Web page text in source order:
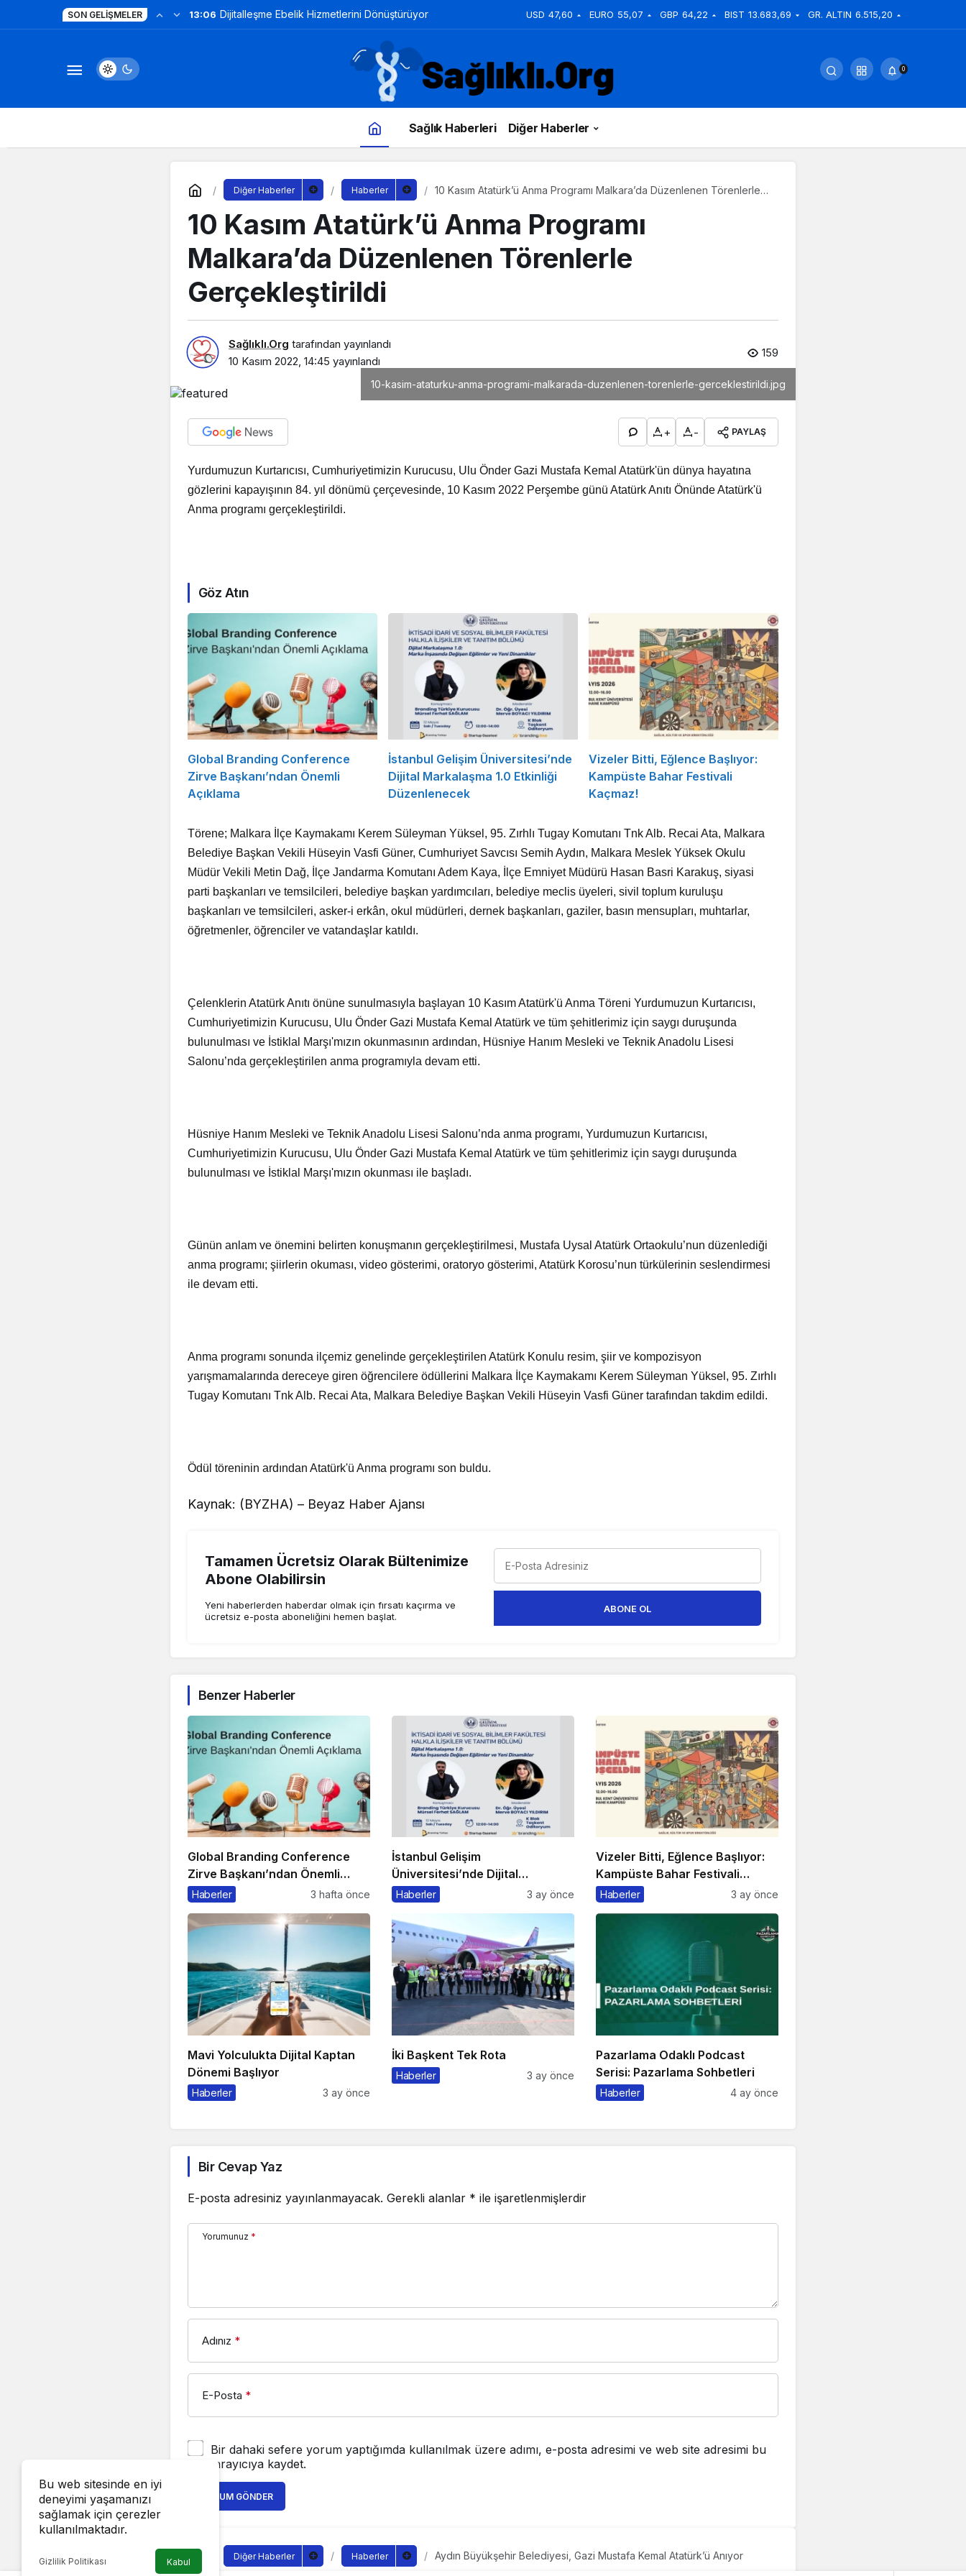
SON GELIŞMELER 13:06 Dijitalleşme Ebelik Hizmetlerini Dönüştürüyor USD 47,60 EURO 55,07 GBP 64,22 BIST 13.683,69 GR. ALTIN 6.515,20
0
Sağlık Haberleri Diğer Haberler
Diğer Haberler Haberler
10 Kasım Atatürk’ü Anma Programı Malkara’da Düzenlenen Törenlerle
10 Kasım Atatürk’ü Anma Programı
Malkara’da Düzenlenen Törenlerle
Gerçekleştirildi
Sağlıklı.Org tarafından yayınlandı
10 Kasım 2022, 14:45 yayınlandı
159
10-kasim-ataturku-anma-programi-malkarada-duzenlenen-torenlerle-gerceklestirildi.jpg
+ - PAYLAŞ
Yurdumuzun Kurtarıcısı, Cumhuriyetimizin Kurucusu, Ulu Önder Gazi Mustafa Kemal Atatürk'ün dünya hayatına
gözlerini kapayışının 84. yıl dönümü çerçevesinde, 10 Kasım 2022 Perşembe günü Atatürk Anıtı Önünde Atatürk'ü
Anma programı gerçekleştirildi.
Göz Atın
Global Branding Conference
Zirve Başkanı’ndan Önemli
Açıklama
İstanbul Gelişim Üniversitesi’nde
Dijital Markalaşma 1.0 Etkinliği
Düzenlenecek
Vizeler Bitti, Eğlence Başlıyor:
Kampüste Bahar Festivali
Kaçmaz!
Törene; Malkara İlçe Kaymakamı Kerem Süleyman Yüksel, 95. Zırhlı Tugay Komutanı Tnk Alb. Recai Ata, Malkara
Belediye Başkan Vekili Hüseyin Vasfi Güner, Cumhuriyet Savcısı Semih Aydın, Malkara Meslek Yüksek Okulu
Müdür Vekili Metin Dağ, İlçe Jandarma Komutanı Adem Kaya, İlçe Emniyet Müdürü Hasan Basri Karakuş, siyasi
parti başkanları ve temsilcileri, belediye başkan yardımcıları, belediye meclis üyeleri, sivil toplum kuruluşu
başkanları ve temsilcileri, asker-i erkân, okul müdürleri, dernek başkanları, gaziler, basın mensupları, muhtarlar,
öğretmenler, öğrenciler ve vatandaşlar katıldı.
Çelenklerin Atatürk Anıtı önüne sunulmasıyla başlayan 10 Kasım Atatürk'ü Anma Töreni Yurdumuzun Kurtarıcısı,
Cumhuriyetimizin Kurucusu, Ulu Önder Gazi Mustafa Kemal Atatürk ve tüm şehitlerimiz için saygı duruşunda
bulunulması ve İstiklal Marşı'mızın okunmasının ardından, Hüsniye Hanım Mesleki ve Teknik Anadolu Lisesi
Salonu’nda gerçekleştirilen anma programıyla devam etti.
Hüsniye Hanım Mesleki ve Teknik Anadolu Lisesi Salonu’nda anma programı, Yurdumuzun Kurtarıcısı,
Cumhuriyetimizin Kurucusu, Ulu Önder Gazi Mustafa Kemal Atatürk ve tüm şehitlerimiz için saygı duruşunda
bulunulması ve İstiklal Marşı'mızın okunması ile başladı.
Günün anlam ve önemini belirten konuşmanın gerçekleştirilmesi, Mustafa Uysal Atatürk Ortaokulu’nun düzenlediği
anma programı; şiirlerin okuması, video gösterimi, oratoryo gösterimi, Atatürk Korosu’nun türkülerinin seslendirmesi
ile devam etti.
Anma programı sonunda ilçemiz genelinde gerçekleştirilen Atatürk Konulu resim, şiir ve kompozisyon
yarışmamalarında dereceye giren öğrencilere ödüllerini Malkara İlçe Kaymakamı Kerem Süleyman Yüksel, 95. Zırhlı
Tugay Komutanı Tnk Alb. Recai Ata, Malkara Belediye Başkan Vekili Hüseyin Vasfi Güner tarafından takdim edildi.
Ödül töreninin ardından Atatürk'ü Anma programı son buldu.
Kaynak: (BYZHA) – Beyaz Haber Ajansı
Tamamen Ücretsiz Olarak Bültenimize
Abone Olabilirsin
Yeni haberlerden haberdar olmak için fırsatı kaçırma ve
ücretsiz e-posta aboneliğini hemen başlat.
ABONE OL
Benzer Haberler
Global Branding Conference
Zirve Başkanı’ndan Önemli
Açıklama
Haberler 3 hafta önce
İstanbul Gelişim
Üniversitesi’nde Dijital
Markalaşma 1.0 Etkinliği
Haberler 3 ay önce
Vizeler Bitti, Eğlence Başlıyor:
Kampüste Bahar Festivali
Kaçmaz!
Haberler 3 ay önce
Mavi Yolculukta Dijital Kaptan
Dönemi Başlıyor
Haberler 3 ay önce
İki Başkent Tek Rota
Haberler 3 ay önce
Pazarlama Odaklı Podcast
Serisi: Pazarlama Sohbetleri
Haberler 4 ay önce
Bir Cevap Yaz
E-posta adresiniz yayınlanmayacak. Gerekli alanlar * ile işaretlenmişlerdir
Yorumunuz *
Adınız *
E-Posta *
Bir dahaki sefere yorum yaptığımda kullanılmak üzere adımı, e-posta adresimi ve web site adresimi bu
tarayıcıya kaydet.
YORUM GÖNDER
Diğer Haberler Haberler Aydın Büyükşehir Belediyesi, Gazi Mustafa Kemal Atatürk’ü Anıyor
Bu web sitesinde en iyi
deneyimi yaşamanızı
sağlamak için çerezler
kullanılmaktadır.
Gizlilik Politikası Kabul